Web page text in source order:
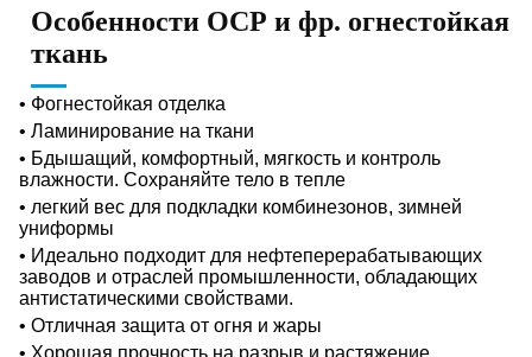
Особенности ОСР и фр. огнестойкая
ткань
• Фогнестойкая отделка
• Ламинирование на ткани
• Бдышащий, комфортный, мягкость и контроль
влажности. Сохраняйте тело в тепле
• легкий вес для подкладки комбинезонов, зимней
униформы
• Идеально подходит для нефтеперерабатывающих
заводов и отраслей промышленности, обладающих
антистатическими свойствами.
• Отличная защита от огня и жары
• Хорошая прочность на разрыв и растяжение